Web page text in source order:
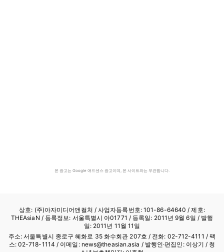
본 광고는 Google 애드센스 광고이며, 본 사이트와는 무관합니다.
상호: (주)아자미디어앤컬처 /사업자등록번호: 101-86-64640 / 제호:
THEAsiaN / 등록정보: 서울특별시 아01771 / 등록일: 2011년 9월 6일 / 발행
일: 2011년 11월 11일
주소: 서울특별시 종로구 혜화로 35 화수회관 207호 / 전화: 02-712-4111 / 팩
스: 02-718-1114 / 이메일: news@theasian.asia / 발행인·편집인: 이상기 / 청